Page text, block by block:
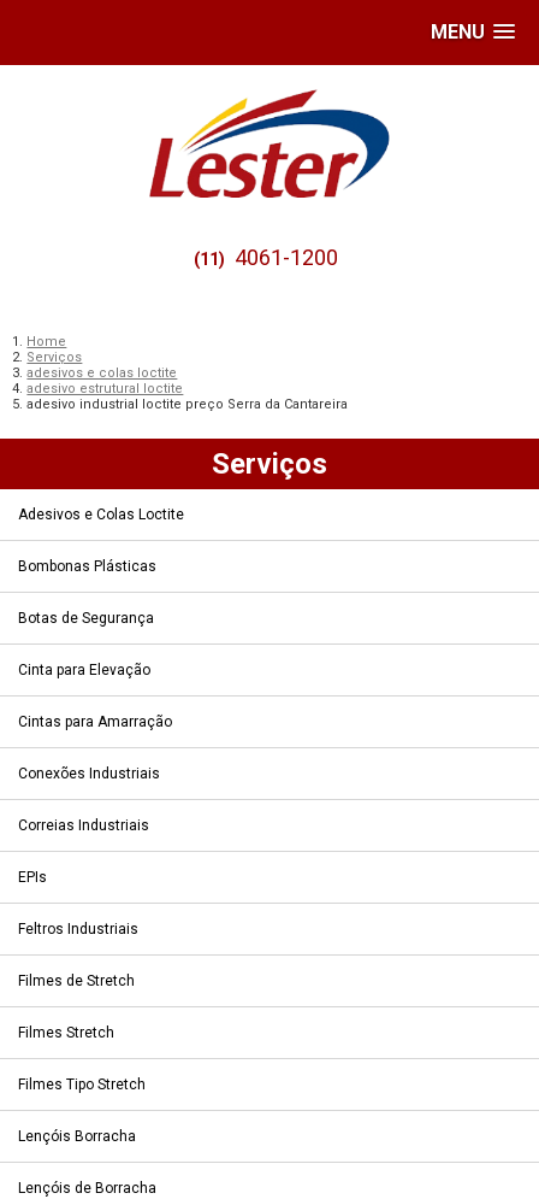
MENU
(11) 4061-1200
Home
Serviços
adesivos e colas loctite
adesivo estrutural loctite
adesivo industrial loctite preço Serra da Cantareira
Serviços
Adesivos e Colas Loctite
Bombonas Plásticas
Botas de Segurança
Cinta para Elevação
Cintas para Amarração
Conexões Industriais
Correias Industriais
EPIs
Feltros Industriais
Filmes de Stretch
Filmes Stretch
Filmes Tipo Stretch
Lençóis Borracha
Lençóis de Borracha